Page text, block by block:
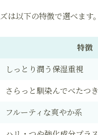
は以下の特徴で選べます。
特徴
しっとり潤う保湿重視
さらっと馴染んでべたつ
フルーティな爽やか系